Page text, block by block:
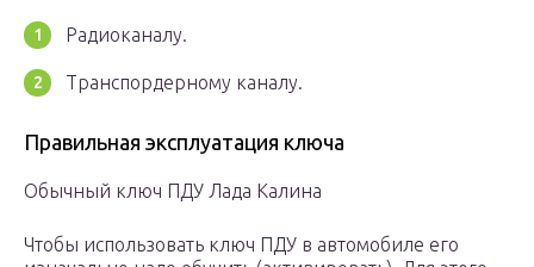
Радиоканалу.
Транспордерному каналу.
Правильная эксплуатация ключа
Обычный ключ ПДУ Лада Калина
Чтобы использовать ключ ПДУ в автомобиле его